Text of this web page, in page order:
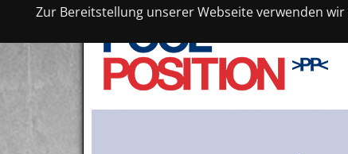
Zur Bereitstellung unserer Webseite verwenden